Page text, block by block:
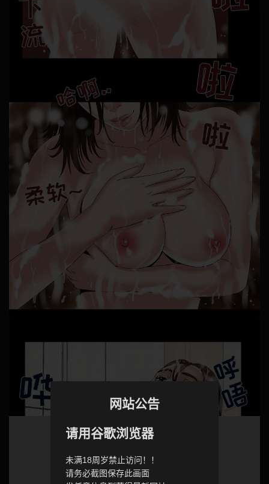
网站公告
请用谷歌浏览器
未满18周岁禁止访问！！
请务必截图保存此画面